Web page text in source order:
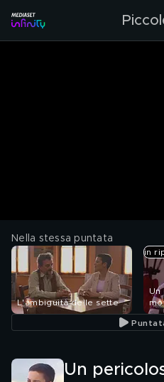
Nella stessa puntata
L'ambiguità delle sette
in
Un